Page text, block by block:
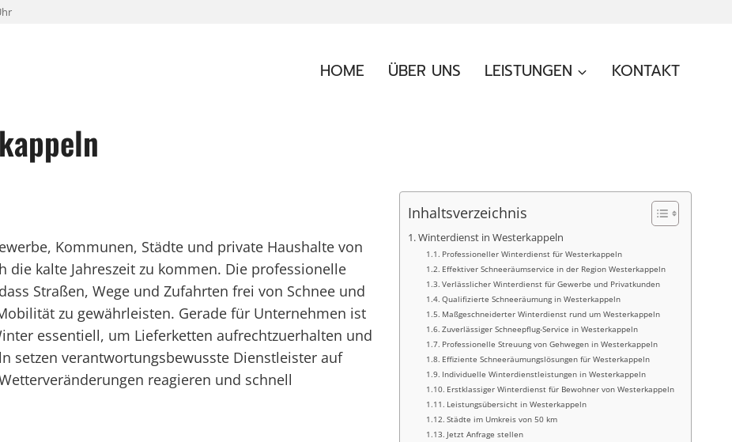
HOME ÜBER UNS LEISTUNGEN KONTAKT
Inhaltsverzeichnis
Winterdienst in Westerkappeln
Professioneller Winterdienst für Westerkappeln
Effektiver Schneeräumservice in der Region Westerkappeln
Verlässlicher Winterdienst für Gewerbe und Privatkunden
Qualifizierte Schneeräumung in Westerkappeln
Maßgeschneiderter Winterdienst rund um Westerkappeln
Zuverlässiger Schneepflug-Service in Westerkappeln
Professionelle Streuung von Gehwegen in Westerkappeln
Effiziente Schneeräumungslösungen für Westerkappeln
Individuelle Winterdienstleistungen in Westerkappeln
Erstklassiger Winterdienst für Bewohner von Westerkappeln
Leistungsübersicht in Westerkappeln
Städte im Umkreis von 50 km
Jetzt Anfrage stellen
Kommunen, Städte und private Haushalte von
kalte Jahreszeit zu kommen. Die professionelle
Straßen, Wege und Zufahrten frei von Schnee und
zu gewährleisten. Gerade für Unternehmen ist
essentiell, um Lieferketten aufrechtzuerhalten und
setzen verantwortungsbewusste Dienstleister auf
reagieren und schnell